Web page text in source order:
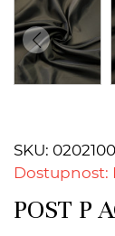
SKU:
Dostupnost:
POST P